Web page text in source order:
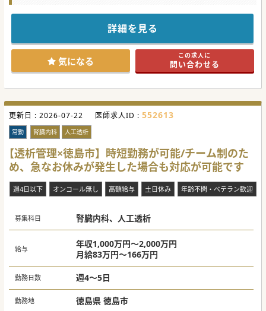
透析管理が可能なドクターを優先的に募集されています。
地域医療にご興味がある方もぜひお問い合わせください♪
#秋入職可
詳細を見る
気になる この求人に
問い合わせる
更新日 : 2026-07-22 医師求人ID : 552613
常勤 腎臓内科 人工透析
【透析管理×徳島市】時短勤務が可能/チーム制のた
め、急なお休みが発生した場合も対応が可能です
週4日以下 オンコール無し 高額給与 土日休み 年齢不問・ベテラン歓迎
募集科目 腎臓内科、人工透析
給与
年収1,000万円～2,000万円
月給83万円～166万円
勤務日数 週4～5日
勤務地 徳島県 徳島市